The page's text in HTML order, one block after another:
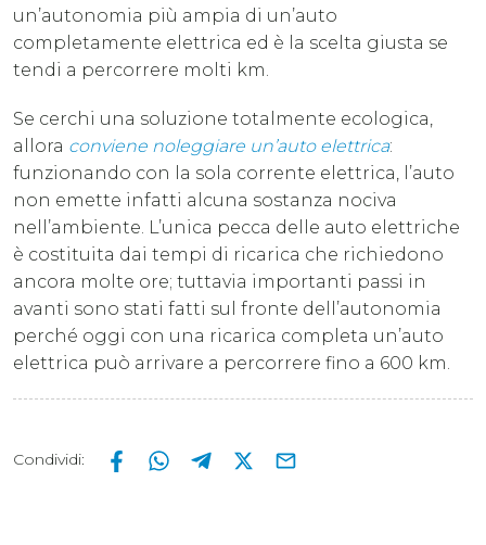
un’autonomia più ampia di un’auto
completamente elettrica ed è la scelta giusta se
tendi a percorrere molti km.
Se cerchi una soluzione totalmente ecologica,
allora conviene noleggiare un’auto elettrica:
funzionando con la sola corrente elettrica, l’auto
non emette infatti alcuna sostanza nociva
nell’ambiente. L’unica pecca delle auto elettriche
è costituita dai tempi di ricarica che richiedono
ancora molte ore; tuttavia importanti passi in
avanti sono stati fatti sul fronte dell’autonomia
perché oggi con una ricarica completa un’auto
elettrica può arrivare a percorrere fino a 600 km.
Condividi: